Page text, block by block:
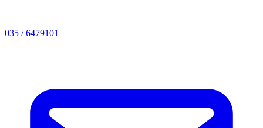
035 / 6479101